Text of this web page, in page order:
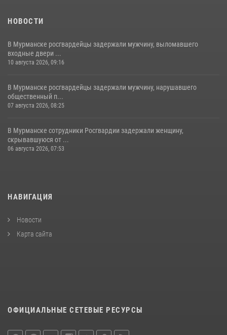
НОВОСТИ
В Мурманске росгвардейцы задержали мужчину, выломавшего
входные двери ...
10 августа 2026, 09:16
В Мурманске росгвардейцы задержали мужчину, нарушавшего
общественный п...
07 августа 2026, 08:25
В Мурманске сотрудники Росгвардии задержали женщину,
скрывавшуюся от ...
06 августа 2026, 07:53
НАВИГАЦИЯ
Новости
Карта сайта
ОФИЦИАЛЬНЫЕ СЕТЕВЫЕ РЕСУРСЫ